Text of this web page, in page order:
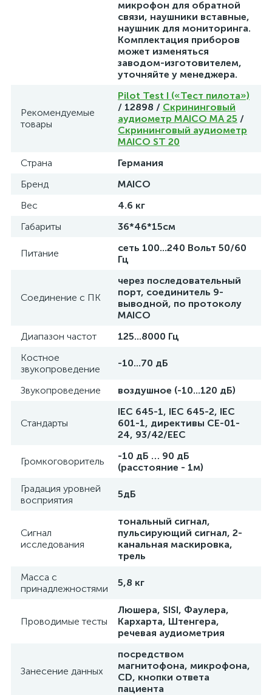
микрофон для обратной
связи, наушники вставные,
наушник для мониторинга.
Комплектация приборов
может изменяться
заводом-изготовителем,
уточняйте у менеджера.
Рекомендуемые
товары
Pilot Test I («Тест пилота»)
/ 12898 / Скрининговый
аудиометр MAICO МА 25 /
Скрининговый аудиометр
MAICO ST 20
Страна
Германия
Бренд
MAICO
Вес
4.6 кг
Габариты
36*46*15см
Питание
сеть 100...240 Вольт 50/60
Гц
Соединение с ПК
через последовательный
порт, соединитель 9-
выводной, по протоколу
MAICO
Диапазон частот
125...8000 Гц
Костное
звукопроведение
-10...70 дБ
Звукопроведение воздушное (-10...120 дБ)
Стандарты
IЕС 645-1, IЕС 645-2, IЕС
601-1, директивы СЕ-01-
24, 93/42/ЕЕС
Громкоговоритель
-10 дБ … 90 дБ
(расстояние - 1м)
Градация уровней
восприятия
5дБ
Сигнал
исследования
тональный сигнал,
пульсирующий сигнал, 2-
канальная маскировка,
трель
Масса с
принадлежностями
5,8 кг
Проводимые тесты
Люшера, SISI, Фаулера,
Кархарта, Штенгера,
речевая аудиометрия
Занесение данных
посредством
магнитофона, микрофона,
CD, кнопки ответа
пациента